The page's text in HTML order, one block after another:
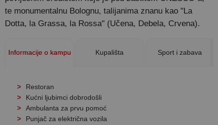
te monumentalnu Bolognu, talijanima znanu kao "La
Dotta, la Grassa, la Rossa" (Učena, Debela, Crvena).
Informacije o kampu Kupališta Sport i zabava
Restoran
Kućni ljubimci dobrodošli
Ambulanta za prvu pomoć
Punjač za električna vozila